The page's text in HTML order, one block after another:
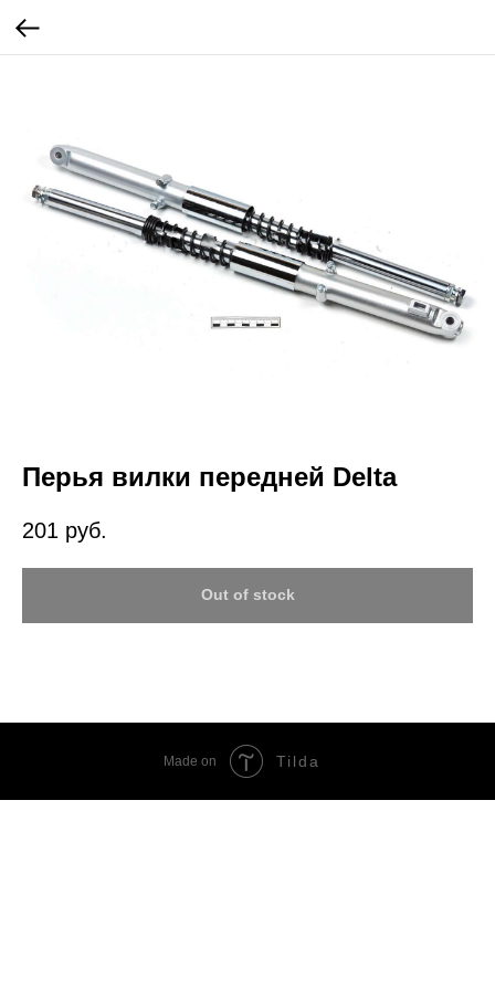
Перья вилки передней Delta
201 руб.
Out of stock
Made on Tilda